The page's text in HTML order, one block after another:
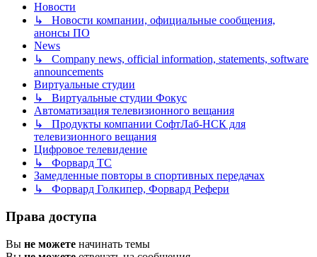
Новости
↳ Новости компании, официальные сообщения,
анонсы ПО
News
↳ Company news, official information, statements, software
announcements
Виртуальные студии
↳ Виртуальные студии Фокус
Автоматизация телевизионного вещания
↳ Продукты компании СофтЛаб-НСК для
телевизионного вещания
Цифровое телевидение
↳ Форвард ТС
Замедленные повторы в спортивных передачах
↳ Форвард Голкипер, Форвард Рефери
Права доступа
Вы не можете начинать темы